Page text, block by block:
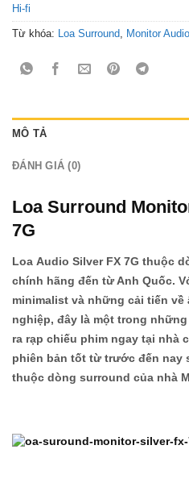
Hi-fi
Từ khóa: Loa Surround Monitor Audio
MÔ TẢ
ĐÁNH GIÁ (0)
Loa Surround
7G
Loa Audio Silver FX 7G thuộc
chính hãng đến từ Anh Quốc.
minimalist và những cải tiến về
nghiệp, đây là một trong
ra rạp chiếu phim ngay tại nhà
phiên bản tốt từ trước đến nay
thuộc dòng surround của nhà